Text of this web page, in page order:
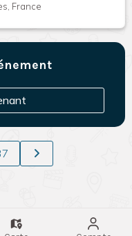
France